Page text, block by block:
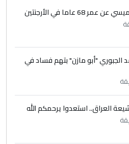
...
يعفي مدير مستشفى الكرخ
4
علي ماما يسقط
للعراق ومن اصول عريقة
يرد على صدام حسين سل
كامل)
68 عاما في الأرجنتين
الجبوري "أبو مازن" بتهم فساد في
العراق.. استعدوا يرحمكم الله